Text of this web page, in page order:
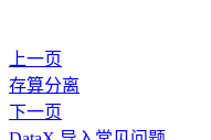
上一页
存算分离
下一页